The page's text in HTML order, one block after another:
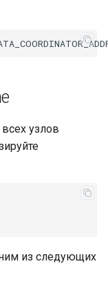
узлов
из следующих